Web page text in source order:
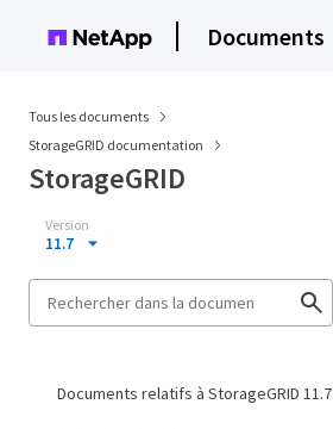
Documents
Tous les documents
StorageGRID documentation
StorageGRID
Version
11.7
Documents relatifs à StorageGRID 11.7